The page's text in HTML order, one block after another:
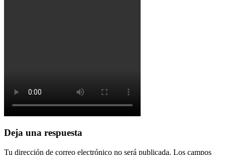
Deja una respuesta
Tu dirección de correo electrónico no será publicada. Los campos